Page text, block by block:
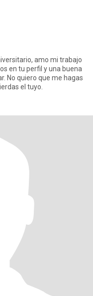
amo mi trabajo
en tu perfil y una buena
No quiero que me hagas
el tuyo.